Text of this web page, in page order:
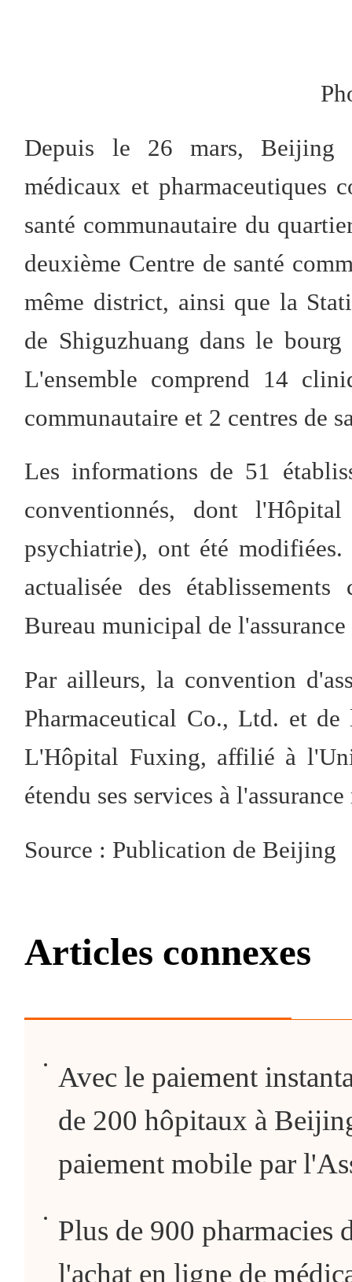
Depuis le 26 mars, Beijing
médicaux et pharmaceutiques
santé communautaire du
deuxième Centre de santé
même district, ainsi que la
de Shiguzhuang dans le
L'ensemble comprend 14
communautaire et 2 centres de
Les informations de 51
conventionnés, dont
psychiatrie), ont été
actualisée des
Bureau municipal de
Par ailleurs, la convention
Pharmaceutical Co., Ltd. et
L'Hôpital Fuxing, affilié à
étendu ses services à
Source : Publication de Beijing
Articles connexes
Avec le paiement
de 200 hôpitaux à
paiement mobile par
Plus de 900 pharmacies
l'achat en ligne de